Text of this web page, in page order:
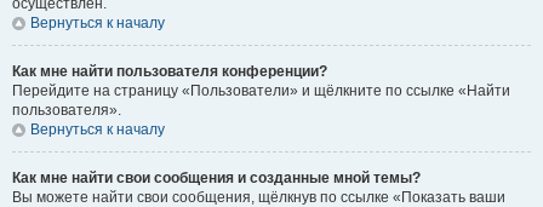
осуществлён.
Вернуться к началу
Как мне найти пользователя конференции?
Перейдите на страницу «Пользователи» и щёлкните по ссылке «Найти
пользователя».
Вернуться к началу
Как мне найти свои сообщения и созданные мной темы?
Вы можете найти свои сообщения, щёлкнув по ссылке «Показать ваши